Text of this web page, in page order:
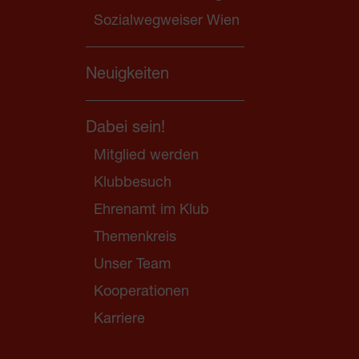
Sozialwegweiser Wien
Neuigkeiten
Dabei sein!
Mitglied werden
Klubbesuch
Ehrenamt im Klub
Themenkreis
Unser Team
Kooperationen
Karriere